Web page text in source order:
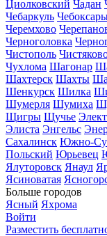
Циолковский Чадан
Чебаркуль
Черемхово
Черноголовка
Чистополь
Чухлома Шагонар
Шахтерск Шахты
Шенкурск Шилка
Шумерля Шумиха
Щигры Щучье
Элиста Энгельс
Сахалинск Южно-
Польский Юрьевец
Ялуторовск Янаул
Ясиноватая
Больше городов
Ясный Яхрома
Войти
Разместить